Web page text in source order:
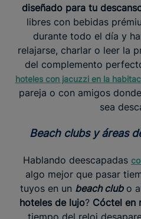
diseñado para tu
libres con bebidas
durante todo el día y
relajarse, charlar o leer la
del complemento
hoteles con jacuzzi en la
pareja o con amigos
sea
Beach clubs y áreas
Hablando deescapadas
algo mejor que pasar
tuyos en un beach clubo
hoteles de lujo? Cóctel en
tiempo del reloj